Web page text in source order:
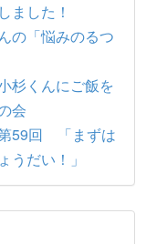
ました！
の「悩みのるつ
杉くんにご飯を
会
59回 「まずは
うだい！」